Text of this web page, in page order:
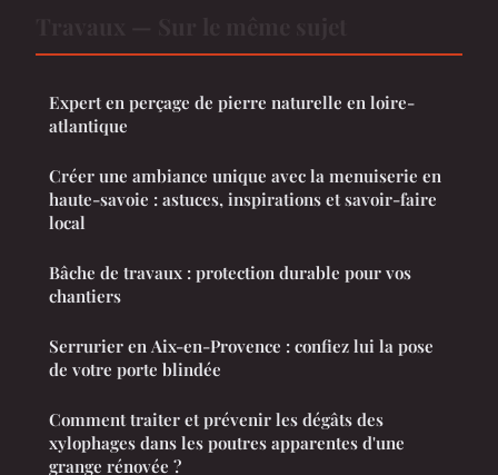
Expert en perçage de pierre naturelle en loire-
atlantique
Créer une ambiance unique avec la menuiserie en
haute-savoie : astuces, inspirations et savoir-faire
local
Bâche de travaux : protection durable pour vos
chantiers
Serrurier en Aix-en-Provence : confiez lui la pose
de votre porte blindée
Comment traiter et prévenir les dégâts des
xylophages dans les poutres apparentes d'une
grange rénovée ?